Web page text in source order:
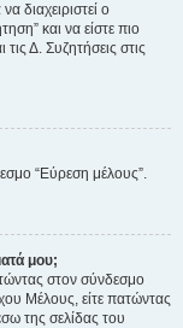
διαχειριστεί ο
και να είστε πιο
Δ. Συζητήσεις στις
“Εύρεση μέλους”.
μου;
στον σύνδεσμο
Μέλους, είτε πατώντας
της σελίδας του